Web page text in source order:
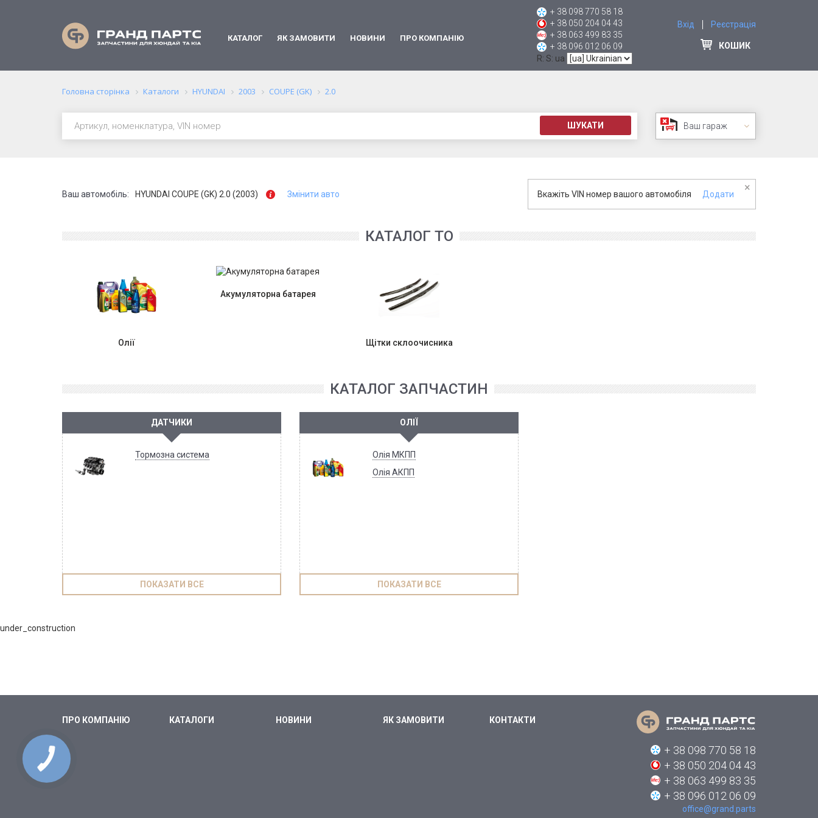
КАТАЛОГ ЯК ЗАМОВИТИ НОВИНИ ПРО КОМПАНІЮ
+ 38 098 770 58 18
+ 38 050 204 04 43
+ 38 063 499 83 35
+ 38 096 012 06 09
R: S: ua
Вхід Реєстрація
КОШИК
Головна сторінка Каталоги HYUNDAI 2003 COUPE (GK) 2.0
ШУКАТИ Ваш гараж
Ваш автомобіль: HYUNDAI COUPE (GK) 2.0 (2003) Змінити авто Вкажіть VIN номер вашого автомобіля Додати
×
КАТАЛОГ ТО
Олії
Акумуляторна батарея
Щітки склоочисника
КАТАЛОГ ЗАПЧАСТИН
ДАТЧИКИ
Тормозна система
ПОКАЗАТИ ВСЕ
ОЛІЇ
Олія МКПП
Олія АКПП
ПОКАЗАТИ ВСЕ
under_construction
ПРО КОМПАНІЮ КАТАЛОГИ НОВИНИ ЯК ЗАМОВИТИ КОНТАКТИ
+ 38 098 770 58 18
+ 38 050 204 04 43
+ 38 063 499 83 35
+ 38 096 012 06 09
office@grand.parts
КНОПКА
СВЯЗИ